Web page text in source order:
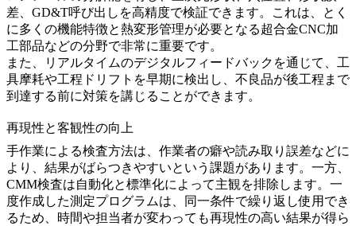
差、GD&T呼び出しを高精度で検証できます。これは、とく
に多くの機能特徴と熱変形管理が必要となる超合金CNC加
工部品などの分野で非常に重要です。
また、リアルタイムのデジタルフィードバックを通じて、工
具摩耗や工程ドリフトを早期に検出し、不良品が後工程まで
到達する前に対策を講じることができます。
再現性と客観性の向上
手作業による検査方法は、作業者の癖や読み取り誤差などに
より、結果がばらつきやすいという課題があります。一方、
CMM検査は自動化と標準化によって主観を排除します。一
度作成した測定プログラムは、同一条件で繰り返し使用でき
るため、時間や担当者が変わっても再現性の高い結果が得ら